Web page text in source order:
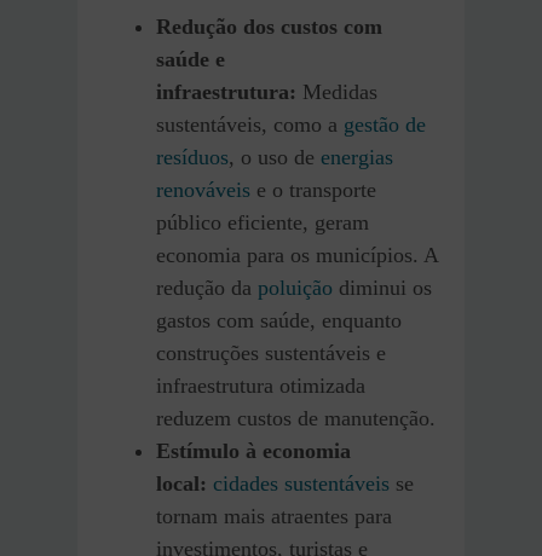
Redução dos custos com
saúde e
infraestrutura: Medidas
sustentáveis, como a gestão de
resíduos, o uso de energias
renováveis e o transporte
público eficiente, geram
economia para os municípios. A
redução da poluição diminui os
gastos com saúde, enquanto
construções sustentáveis e
infraestrutura otimizada
reduzem custos de manutenção.
Estímulo à economia
local: cidades sustentáveis se
tornam mais atraentes para
investimentos, turistas e